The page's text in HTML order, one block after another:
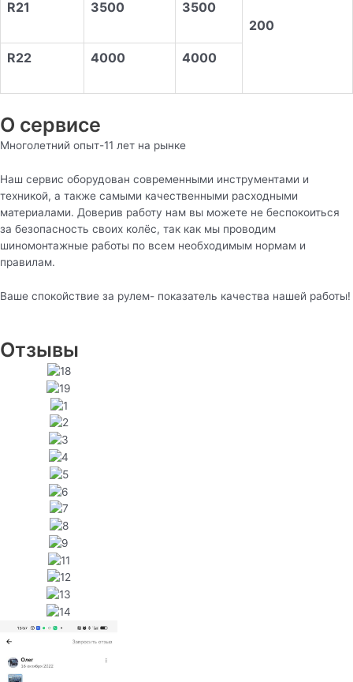
200
R21 3500 3500
R22 4000 4000
О сервисe
Многолетний опыт-11 лет на рынке
Наш сервис оборудован современными инструментами и
техникой, а также самыми качественными расходными
материалами. Доверив работу нам вы можете не беспокоиться
за безопасность своих колёс, так как мы проводим
шиномонтажные работы по всем необходимым нормам и
правилам.
Ваше спокойствие за рулем- показатель качества нашей работы!
Отзывы